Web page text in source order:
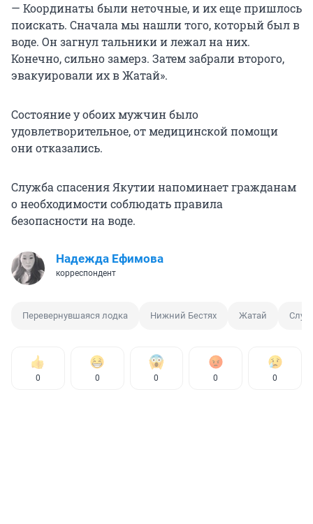
— Координаты были неточные, и их еще пришлось
поискать. Сначала мы нашли того, который был в
воде. Он загнул тальники и лежал на них.
Конечно, сильно замерз. Затем забрали второго,
эвакуировали их в Жатай».
Состояние у обоих мужчин было
удовлетворительное, от медицинской помощи
они отказались.
Служба спасения Якутии напоминает гражданам
о необходимости соблюдать правила
безопасности на воде.
Надежда Ефимова
корреспондент
Перевернувшаяся лодка Нижний Бестях Жатай
0 0 0 0 0